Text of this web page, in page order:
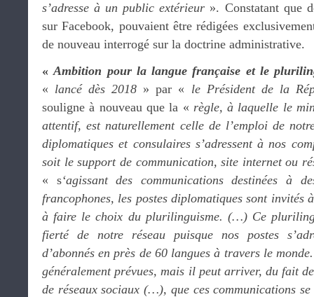
s’adresse à un public extérieur ». Constatant que
sur Facebook, pouvaient être rédigées
de nouveau interrogé sur la doctrine administrative.
«Ambition pour la langue française et le
« lancé dès 2018 » par « le Président de la
souligne à nouveau que la « règle, à laquelle le
attentif, est naturellement celle de l’emploi de
diplomatiques et consulaires s’adressent à nos
soit le support de communication, site internet ou
« s‘agissant des communications destinées à
francophones, les postes diplomatiques sont invités
à faire le choix du plurilinguisme. (…) Ce
fierté de notre réseau puisque nos postes
d’abonnés en près de 60 langues à travers le
généralement prévues, mais il peut arriver, du fait
de réseaux sociaux (…), que ces communications se